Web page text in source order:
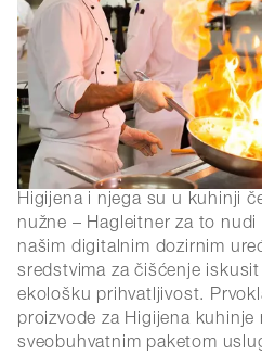
Higijena i njega su u kuhinji
nužne – Hagleitner za to
našim digitalnim dozirnim
sredstvima za čišćenje
ekološku prihvatljivost.
proizvode za Higijena
sveobuhvatnim paketom